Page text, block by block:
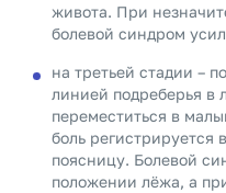
живота. При
болевой синдром
на третьей стадии –
линией подреберья
переместиться в
боль регистрируется
поясницу. Болевой
положении лёжа, а